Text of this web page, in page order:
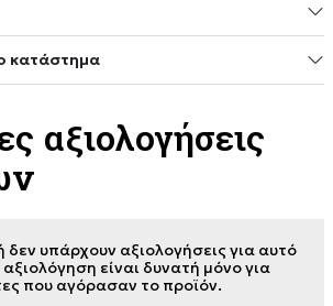
κατάστημα
αξιολογήσεις
δεν υπάρχουν αξιολογήσεις για αυτό
είναι δυνατή μόνο για
που αγόρασαν το προϊόν.